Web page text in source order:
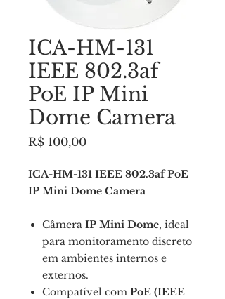
ICA-HM-131
IEEE 802.3af
PoE IP Mini
Dome Camera
R$ 100,00Preço
ICA-HM-131 IEEE 802.3af PoE
IP Mini Dome Camera
Câmera IP Mini Dome, ideal
para monitoramento discreto
em ambientes internos e
externos.
Compatível com PoE (IEEE